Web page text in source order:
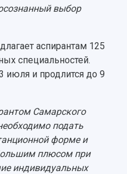
выбор
аспирантам 125
специальностей.
июля и продлится до 9
Самарского
подать
форме и
плюсом при
индивидуальных